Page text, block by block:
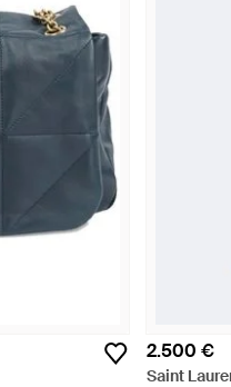
2.500 €
Saint